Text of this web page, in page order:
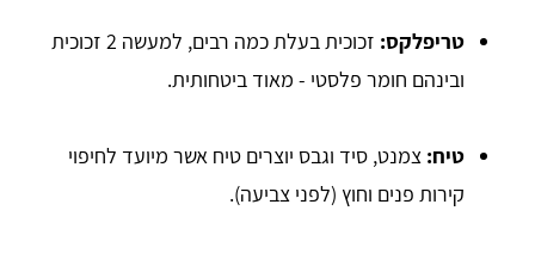
טריפלקס:
זכוכית בעלת כמה רבים, למעשה 2 זכוכית
ובינהם חומר פלסטי - מאוד ביטחותית.
טיח: צמנט, סיד וגבס יוצרים טיח אשר מיועד לחיפוי
קירות פנים וחוץ (לפני צביעה).